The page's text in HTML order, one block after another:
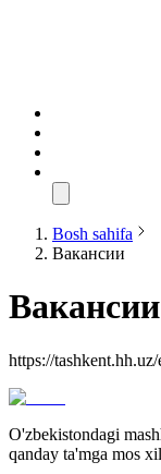
Bosh sahifa
Вакансии
Вакансии
https://
O'zbekistondagi
qanday ta'mga mos